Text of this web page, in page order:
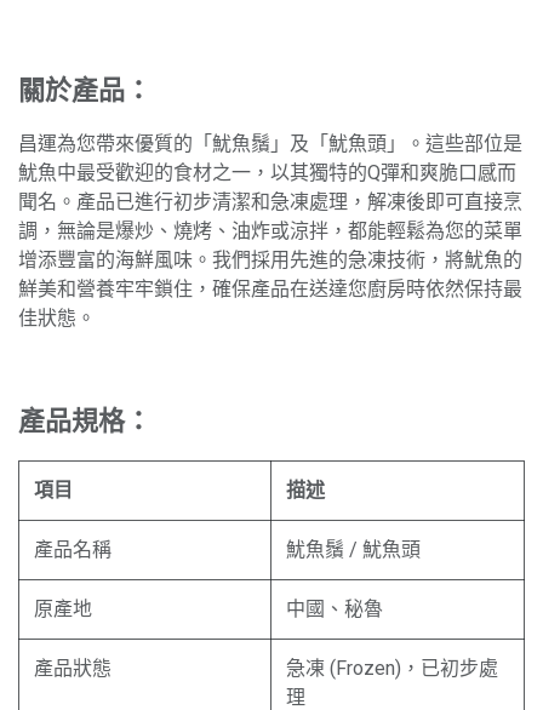
關於產品：
昌運為您帶來優質的「魷魚鬚」及「魷魚頭」。這些部位是
魷魚中最受歡迎的食材之一，以其獨特的Q彈和爽脆口感而
聞名。產品已進行初步清潔和急凍處理，解凍後即可直接烹
調，無論是爆炒、燒烤、油炸或涼拌，都能輕鬆為您的菜單
增添豐富的海鮮風味。我們採用先進的急凍技術，將魷魚的
鮮美和營養牢牢鎖住，確保產品在送達您廚房時依然保持最
佳狀態。
產品規格：
項目 描述
產品名稱 魷魚鬚 / 魷魚頭
原產地 中國、秘魯
產品狀態
急凍 (Frozen)，已初步處
理